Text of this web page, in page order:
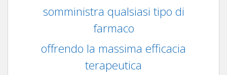
somministra qualsiasi tipo di
farmaco
offrendo la massima efficacia
terapeutica